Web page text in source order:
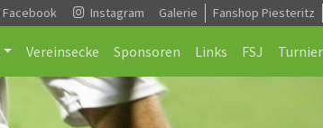
Facebook Instagram Galerie Fanshop Piesteritz
Vereinsecke Sponsoren Links FSJ